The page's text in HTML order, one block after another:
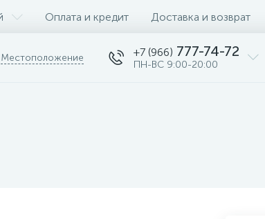
Оплата и кредит Доставка и возврат
Местоположение +7 (966) 777-74-72
ПН-ВС 9:00-20:00